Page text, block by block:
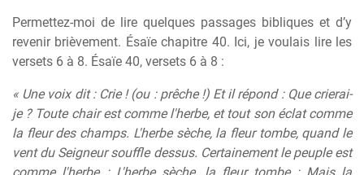
Permettez-moi de lire quelques passages bibliques et d’y
revenir brièvement. Ésaïe chapitre 40. Ici, je voulais lire les
versets 6 à 8. Ésaïe 40, versets 6 à 8 :
« Une voix dit : Crie ! (ou : prêche !) Et il répond : Que crierai-
je ? Toute chair est comme l'herbe, et tout son éclat comme
la fleur des champs. L'herbe sèche, la fleur tombe, quand le
vent du Seigneur souffle dessus. Certainement le peuple est